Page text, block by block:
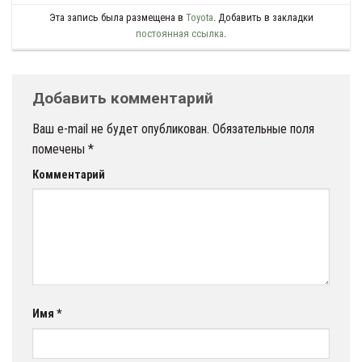
Эта запись была размещена в Toyota. Добавить в закладки
постоянная ссылка.
Добавить комментарий
Ваш e-mail не будет опубликован. Обязательные поля
помечены *
Комментарий
Имя *